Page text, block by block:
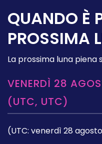
QUANDO È
PROSSIMA
La prossima luna piena
VENERDÌ 28
(UTC, UTC)
(UTC: venerdì 28